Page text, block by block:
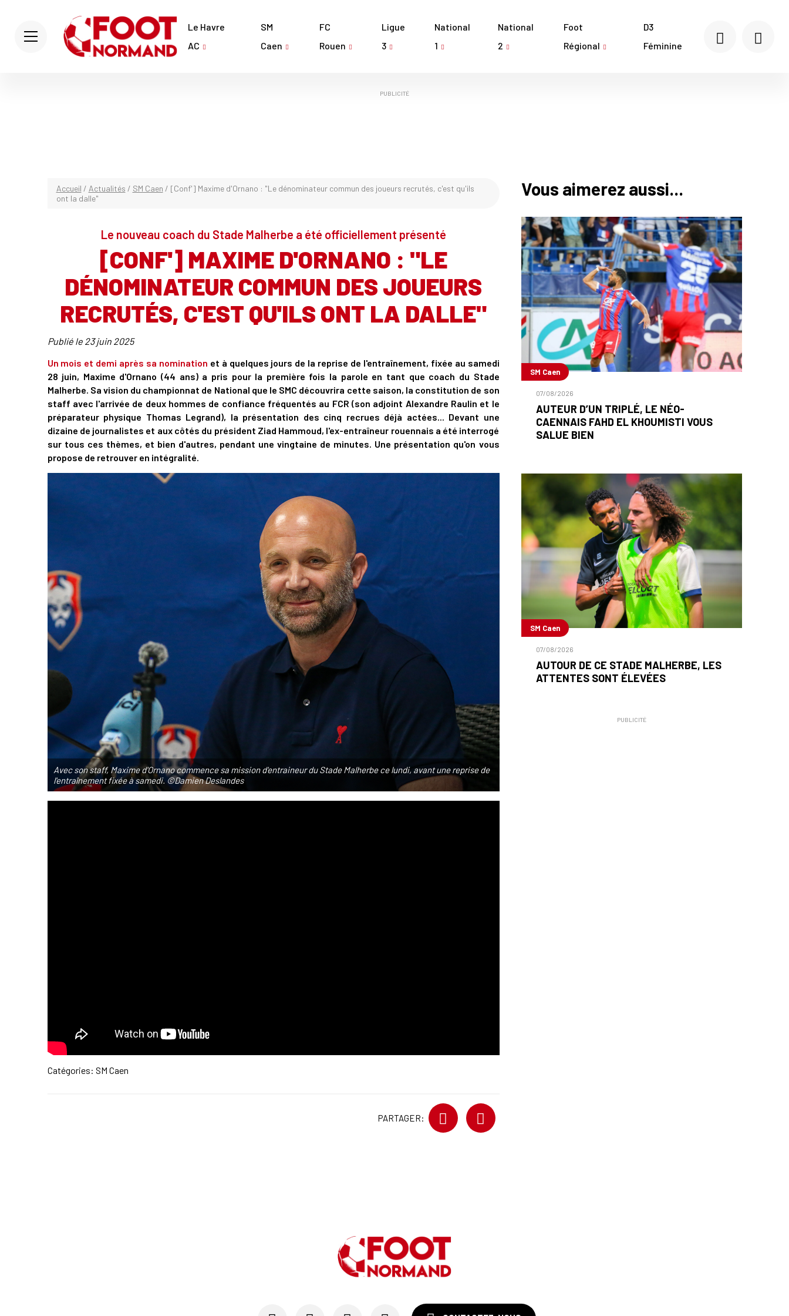
Le Havre
AC
SM
Caen
FC
Rouen
Ligue
3
National
1
National
2
Foot
Régional
D3
Féminine
PUBLICITÉ
Accueil / Actualités / SM Caen / [Conf'] Maxime d'Ornano : "Le dénominateur commun des joueurs recrutés, c'est qu'ils
ont la dalle"
Le nouveau coach du Stade Malherbe a été officiellement présenté
[CONF'] MAXIME D'ORNANO : "LE
DÉNOMINATEUR COMMUN DES JOUEURS
RECRUTÉS, C'EST QU'ILS ONT LA DALLE"
Publié le 23 juin 2025
Un mois et demi après sa nomination et à quelques jours de la reprise de l'entraînement, fixée au samedi
28 juin, Maxime d'Ornano (44 ans) a pris pour la première fois la parole en tant que coach du Stade
Malherbe. Sa vision du championnat de National que le SMC découvrira cette saison, la constitution de son
staff avec l'arrivée de deux hommes de confiance fréquentés au FCR (son adjoint Alexandre Raulin et le
préparateur physique Thomas Legrand), la présentation des cinq recrues déjà actées... Devant une
dizaine de journalistes et aux côtés du président Ziad Hammoud, l'ex-entraîneur rouennais a été interrogé
sur tous ces thèmes, et bien d'autres, pendant une vingtaine de minutes. Une présentation qu'on vous
propose de retrouver en intégralité.
Avec son staff, Maxime d'Ornano commence sa mission d'entraineur du Stade Malherbe ce lundi, avant une reprise de
l'entraînement fixée à samedi. ©Damien Deslandes
Catégories: SM Caen
PARTAGER:
Vous aimerez aussi...
SM Caen
07/08/2026
AUTEUR D’UN TRIPLÉ, LE NÉO-
CAENNAIS FAHD EL KHOUMISTI VOUS
SALUE BIEN
SM Caen
07/08/2026
AUTOUR DE CE STADE MALHERBE, LES
ATTENTES SONT ÉLEVÉES
PUBLICITÉ